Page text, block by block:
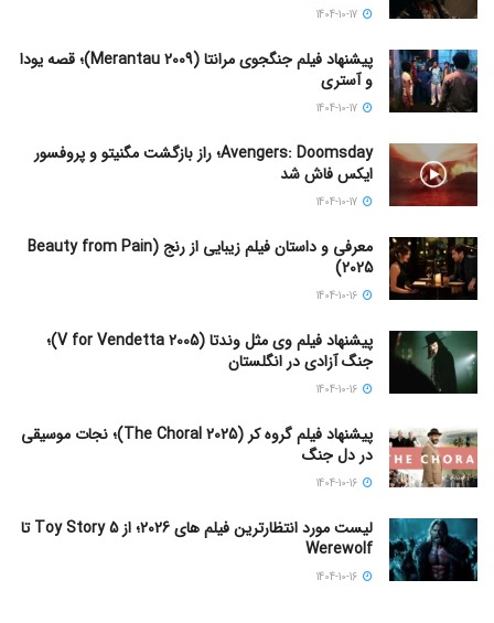
پیشنهاد فیلم جنگجوی مرانتا (Merantau 2009)؛ قصه یودا
و آستری
Avengers: Doomsday؛ راز بازگشت مگنیتو و پروفسور
ایکس فاش شد
معرفی و داستان فیلم زیبایی از رنج (Beauty from Pain
2025)
پیشنهاد فیلم وی مثل وندتا (V for Vendetta 2005)؛
جنگ آزادی در انگلستان
پیشنهاد فیلم گروه کر (The Choral 2025)؛ نجات موسیقی
در دل جنگ
لیست مورد انتظارترین فیلم های 2026؛ از Toy Story 5 تا
Werewolf